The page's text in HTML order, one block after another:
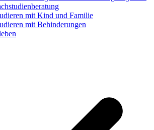
mit Kind und Familie
mit Behinderungen